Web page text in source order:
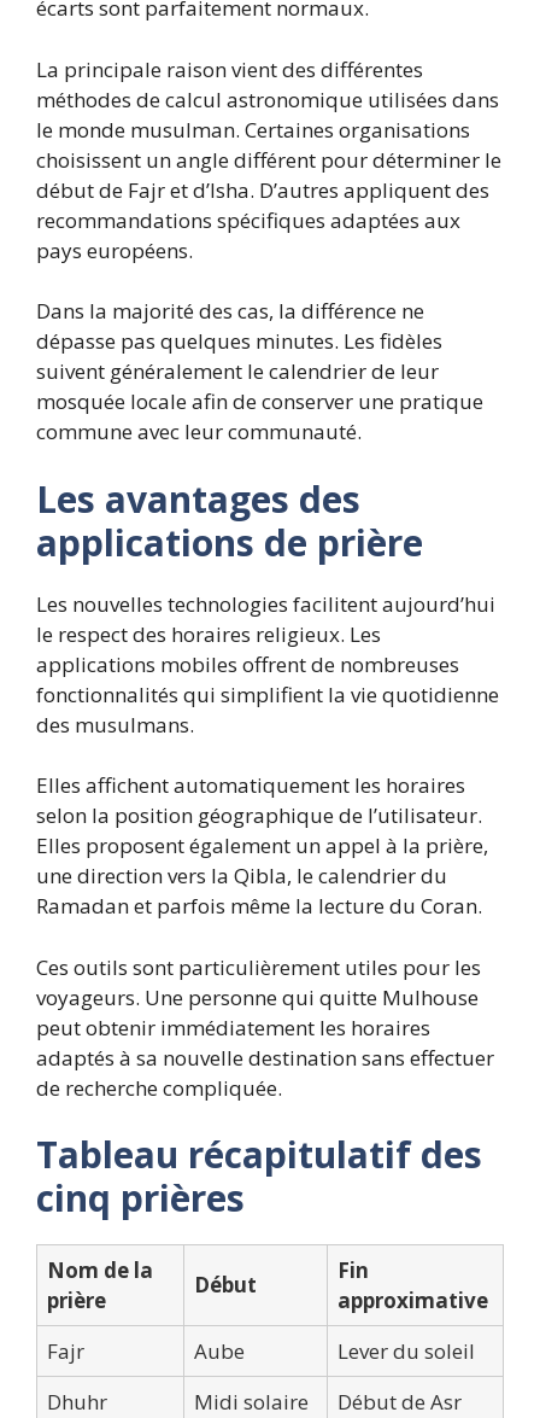
écarts sont parfaitement normaux.
La principale raison vient des différentes
méthodes de calcul astronomique utilisées dans
le monde musulman. Certaines organisations
choisissent un angle différent pour déterminer le
début de Fajr et d’Isha. D’autres appliquent des
recommandations spécifiques adaptées aux
pays européens.
Dans la majorité des cas, la différence ne
dépasse pas quelques minutes. Les fidèles
suivent généralement le calendrier de leur
mosquée locale afin de conserver une pratique
commune avec leur communauté.
Les avantages des
applications de prière
Les nouvelles technologies facilitent aujourd’hui
le respect des horaires religieux. Les
applications mobiles offrent de nombreuses
fonctionnalités qui simplifient la vie quotidienne
des musulmans.
Elles affichent automatiquement les horaires
selon la position géographique de l’utilisateur.
Elles proposent également un appel à la prière,
une direction vers la Qibla, le calendrier du
Ramadan et parfois même la lecture du Coran.
Ces outils sont particulièrement utiles pour les
voyageurs. Une personne qui quitte Mulhouse
peut obtenir immédiatement les horaires
adaptés à sa nouvelle destination sans effectuer
de recherche compliquée.
Tableau récapitulatif des
cinq prières
Nom de la
prière
Début
Fin
approximative
Fajr
Aube
Lever du soleil
Dhuhr
Midi solaire Début de Asr